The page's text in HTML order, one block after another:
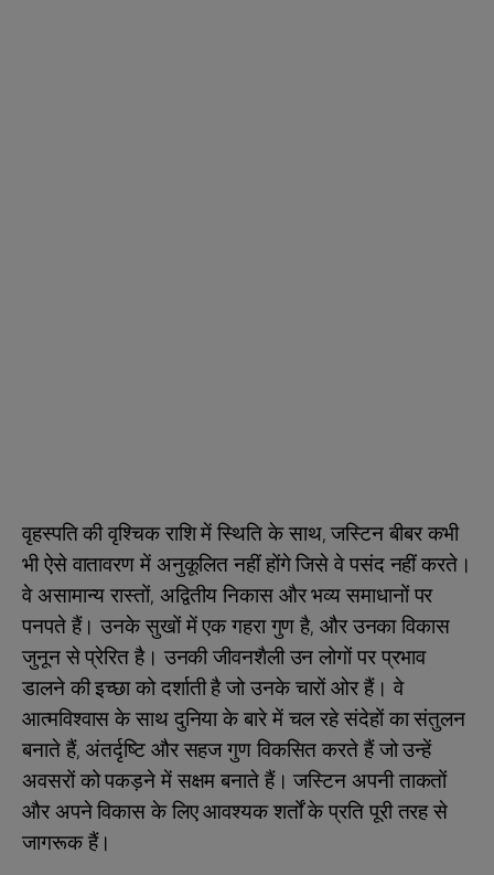
वृहस्पति की वृश्चिक राशि में स्थिति के साथ, जस्टिन बीबर कभी
भी ऐसे वातावरण में अनुकूलित नहीं होंगे जिसे वे पसंद नहीं करते।
वे असामान्य रास्तों, अद्वितीय निकास और भव्य समाधानों पर
पनपते हैं। उनके सुखों में एक गहरा गुण है, और उनका विकास
जुनून से प्रेरित है। उनकी जीवनशैली उन लोगों पर प्रभाव
डालने की इच्छा को दर्शाती है जो उनके चारों ओर हैं। वे
आत्मविश्वास के साथ दुनिया के बारे में चल रहे संदेहों का संतुलन
बनाते हैं, अंतर्दृष्टि और सहज गुण विकसित करते हैं जो उन्हें
अवसरों को पकड़ने में सक्षम बनाते हैं। जस्टिन अपनी ताकतों
और अपने विकास के लिए आवश्यक शर्तों के प्रति पूरी तरह से
जागरूक हैं।